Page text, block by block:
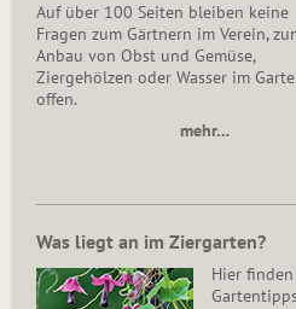
Auf über 100 Seiten bleiben keine
Fragen zum Gärtnern im Verein,
Anbau von Obst und Gemüse,
Ziergehölzen oder Wasser im
offen.
mehr…
Was liegt an im Ziergarten?
Hier